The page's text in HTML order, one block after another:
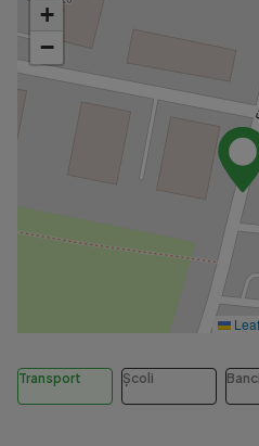
+
−
Transport Școli Banci